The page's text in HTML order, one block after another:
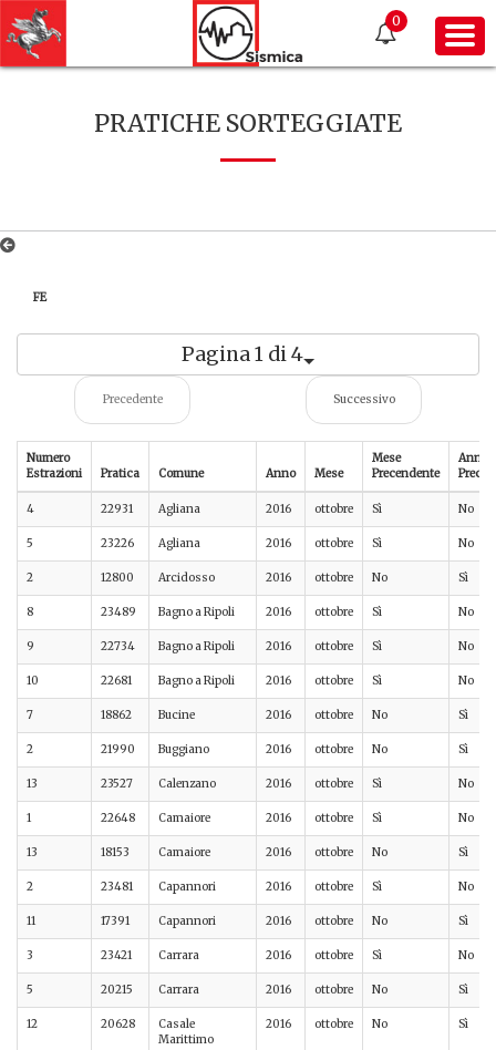
0
PRATICHE SORTEGGIATE
FE
Pagina 1 di 4
Precedente Successivo
Numero
Estrazioni
Pratica Comune Anno Mese
Mese
Precendente
Anno
4 22931 Agliana 2016 ottobre Sì No
5 23226 Agliana 2016 ottobre Sì No
2 12800 Arcidosso 2016 ottobre No Sì
8 23489 Bagno a Ripoli 2016 ottobre Sì No
9 22734 Bagno a Ripoli 2016 ottobre Sì No
10 22681 Bagno a Ripoli 2016 ottobre Sì No
7 18862 Bucine 2016 ottobre No Sì
2 21990 Buggiano 2016 ottobre No Sì
13 23527 Calenzano 2016 ottobre Sì No
1 22648 Camaiore 2016 ottobre Sì No
13 18153 Camaiore 2016 ottobre No Sì
2 23481 Capannori 2016 ottobre Sì No
11 17391 Capannori 2016 ottobre No Sì
3 23421 Carrara 2016 ottobre Sì No
5 20215 Carrara 2016 ottobre No Sì
12 20628
Casale
Marittimo
2016 ottobre No Sì